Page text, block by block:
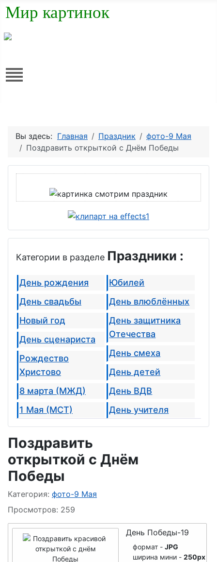
Мир картинок
Вы здесь: Главная Праздник
фото-9 Мая
Поздравить открыткой с Днём Победы
Категории в разделе Праздники :
День рождения
День свадьбы
Новый год
День сценариста
Рождество
Христово
8 марта (МЖД)
1 Мая (МСТ)
День Победы
День семьи
День
пограничника
День ВМФ
День Знаний
День танкиста
День морской
Юбилей
День влюблённых
День защитника
Отечества
День смеха
День детей
День ВДВ
День учителя
День бабушек и
День лохматых
Поздравить
открыткой с Днём
Победы
Информация о материале
Категория: фото-9 Мая
Просмотров: 259
День Победы-19
формат - JPG
ширина мини - 250px